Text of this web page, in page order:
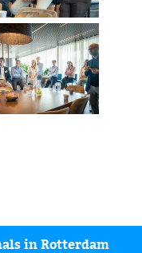
in Rotterdam